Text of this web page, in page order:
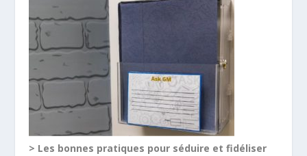
> Les bonnes pratiques pour séduire et fidéliser